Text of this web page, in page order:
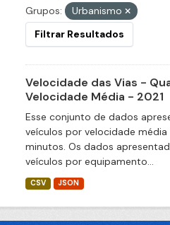
Grupos:
Urbanismo
Filtrar Resultados
Velocidade das Vias -
Velocidade Média - 2021
Esse conjunto de dados
veículos por velocidade média
minutos. Os dados
veículos por equipamento...
CSV JSON